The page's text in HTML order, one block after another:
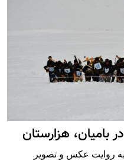
بامیان، هزارستان
به روایت عکس و تصویر